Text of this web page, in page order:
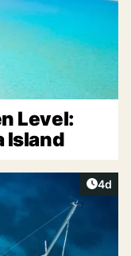
Level:
Island
4d